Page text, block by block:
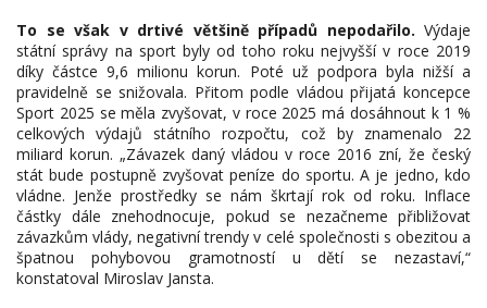
To se však v drtivé většině případů nepodařilo. Výdaje
státní správy na sport byly od toho roku nejvyšší v roce 2019
díky částce 9,6 milionu korun. Poté už podpora byla nižší a
pravidelně se snižovala. Přitom podle vládou přijatá koncepce
Sport 2025 se měla zvyšovat, v roce 2025 má dosáhnout k 1 %
celkových výdajů státního rozpočtu, což by znamenalo 22
miliard korun. „Závazek daný vládou v roce 2016 zní, že český
stát bude postupně zvyšovat peníze do sportu. A je jedno, kdo
vládne. Jenže prostředky se nám škrtají rok od roku. Inflace
částky dále znehodnocuje, pokud se nezačneme přibližovat
závazkům vlády, negativní trendy v celé společnosti s obezitou a
špatnou pohybovou gramotností u dětí se nezastaví,“
konstatoval Miroslav Jansta.